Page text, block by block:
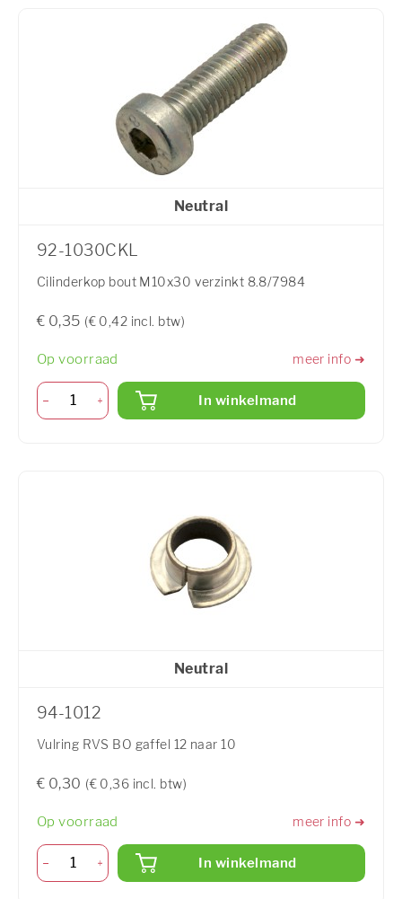
Neutral
92-1030CKL
Cilinderkop bout M10x30 verzinkt 8.8/7984
€ 0,35 (€ 0,42 incl. btw)
Op voorraad meer info ➜
In winkelmand
Neutral
94-1012
Vulring RVS BO gaffel 12 naar 10
€ 0,30 (€ 0,36 incl. btw)
Op voorraad meer info ➜
In winkelmand